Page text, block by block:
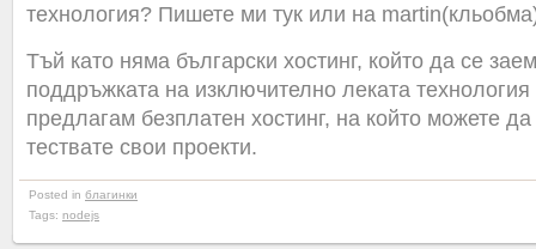
технология? Пишете ми тук или на
Тъй като няма български хостинг, който да се
поддръжката на изключително леката
предлагам безплатен хостинг, на който можете
тествате свои проекти.
Posted in благинки
Tags: nodejs